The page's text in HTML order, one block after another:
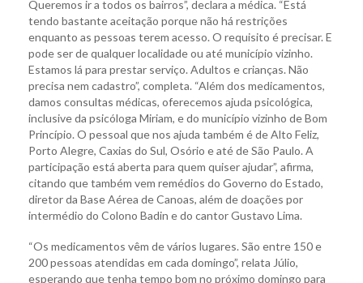
Queremos ir a todos os bairros”, declara a médica. “Está
tendo bastante aceitação porque não há restrições
enquanto as pessoas terem acesso. O requisito é precisar. E
pode ser de qualquer localidade ou até município vizinho.
Estamos lá para prestar serviço. Adultos e crianças. Não
precisa nem cadastro”, completa. “Além dos medicamentos,
damos consultas médicas, oferecemos ajuda psicológica,
inclusive da psicóloga Miriam, e do município vizinho de Bom
Princípio. O pessoal que nos ajuda também é de Alto Feliz,
Porto Alegre, Caxias do Sul, Osório e até de São Paulo. A
participação está aberta para quem quiser ajudar”, afirma,
citando que também vem remédios do Governo do Estado,
diretor da Base Aérea de Canoas, além de doações por
intermédio do Colono Badin e do cantor Gustavo Lima.
“Os medicamentos vêm de vários lugares. São entre 150 e
200 pessoas atendidas em cada domingo”, relata Júlio,
esperando que tenha tempo bom no próximo domingo para